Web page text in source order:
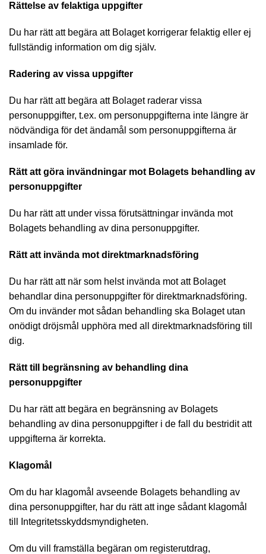
Rättelse av felaktiga uppgifter
Du har rätt att begära att Bolaget korrigerar felaktig eller ej
fullständig information om dig själv.
Radering av vissa uppgifter
Du har rätt att begära att Bolaget raderar vissa
personuppgifter, t.ex. om personuppgifterna inte längre är
nödvändiga för det ändamål som personuppgifterna är
insamlade för.
Rätt att göra invändningar mot Bolagets behandling av
personuppgifter
Du har rätt att under vissa förutsättningar invända mot
Bolagets behandling av dina personuppgifter.
Rätt att invända mot direktmarknadsföring
Du har rätt att när som helst invända mot att Bolaget
behandlar dina personuppgifter för direktmarknadsföring.
Om du invänder mot sådan behandling ska Bolaget utan
onödigt dröjsmål upphöra med all direktmarknadsföring till
dig.
Rätt till begränsning av behandling dina
personuppgifter
Du har rätt att begära en begränsning av Bolagets
behandling av dina personuppgifter i de fall du bestridit att
uppgifterna är korrekta.
Klagomål
Om du har klagomål avseende Bolagets behandling av
dina personuppgifter, har du rätt att inge sådant klagomål
till Integritetsskyddsmyndigheten.
Om du vill framställa begäran om registerutdrag,